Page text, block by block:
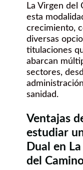
La Virgen del
esta
crecimiento,
diversas
titulaciones
abarcan
sectores,
sanidad.
Ventajas
estudiar
Dual en
del